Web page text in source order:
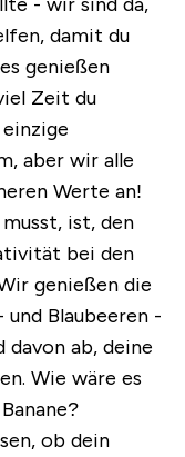
damit du
genießen
Zeit du
aber wir alle
Werte an!
ist, den
bei den
genießen die
und Blaubeeren -
ab, deine
Wie wäre es
ob dein